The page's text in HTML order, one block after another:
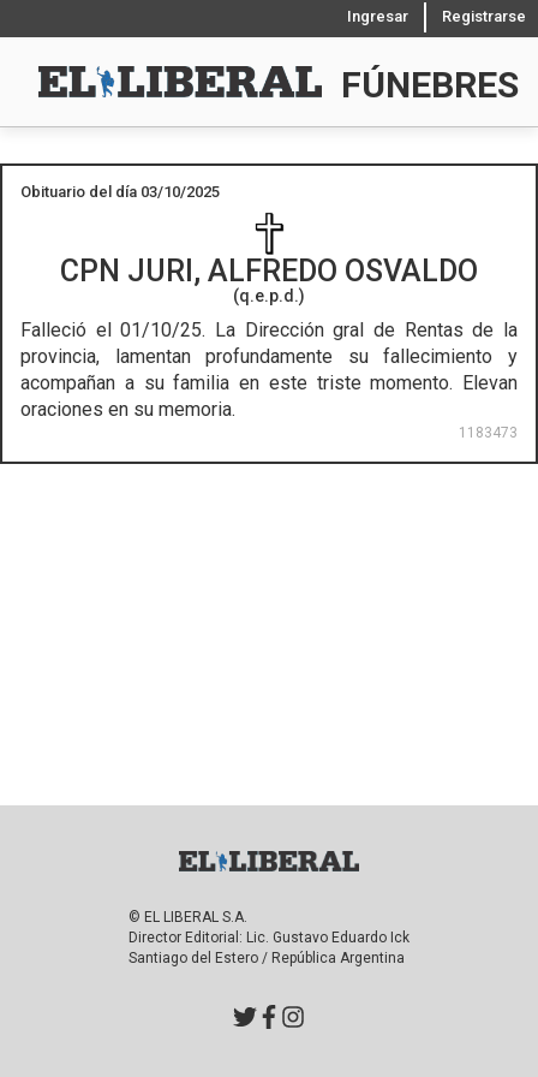
Ingresar Registrarse
FÚNEBRES
Obituario del día 03/10/2025
CPN JURI, ALFREDO OSVALDO
(q.e.p.d.)
Falleció el 01/10/25. La Dirección gral de Rentas de la
provincia, lamentan profundamente su fallecimiento y
acompañan a su familia en este triste momento. Elevan
oraciones en su memoria.
1183473
© EL LIBERAL S.A.
Director Editorial: Lic. Gustavo Eduardo Ick
Santiago del Estero / República Argentina